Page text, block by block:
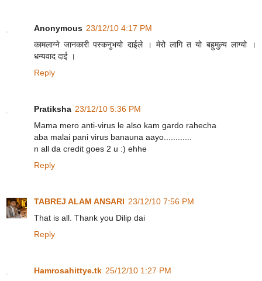
Anonymous 23/12/10 4:17 PM
कामलाग्ने जानकारी पस्कनुभयो दाईले । मेरो लागि त यो बहुमुल्य लाग्यो ।
धन्यवाद दाई ।
Reply
Pratiksha 23/12/10 5:36 PM
Mama mero anti-virus le also kam gardo rahecha
aba malai pani virus banauna aayo............
n all da credit goes 2 u :) ehhe
Reply
TABREJ ALAM ANSARI 23/12/10 7:56 PM
That is all. Thank you Dilip dai
Reply
Hamrosahittye.tk 25/12/10 1:27 PM